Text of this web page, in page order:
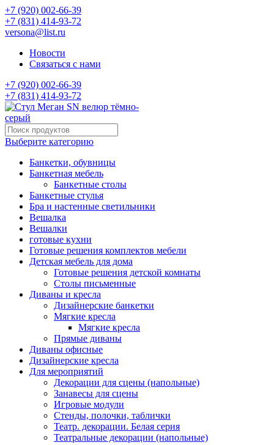
+7 (920) 002-66-39
+7 (831) 414-93-72
versona@list.ru
Новости
Связаться с нами
+7 (920) 002-66-39
+7 (831) 414-93-72
Выберите категорию
Банкетки, обувницы
Банкетная мебель
Банкетные столы
Банкетные стулья
Бра и настенные светильники
Вешалка
Вешалки
готовые кухни
Готовые решения комплектов мебели
Детская мебель для дома
Готовые решения детской комнаты
Столы письменные
Диваны и кресла
Дизайнерские банкетки
Мягкие кресла
Мягкие кресла
Прямые диваны
Диваны офисные
Дизайнерские кресла
Для мероприятий
Декорации для сцены (напольные)
Занавесы для сцены
Игровые модули
Стенды, полочки, таблички
Театр. декорации. Белая серия
Театральные декорации (напольные)